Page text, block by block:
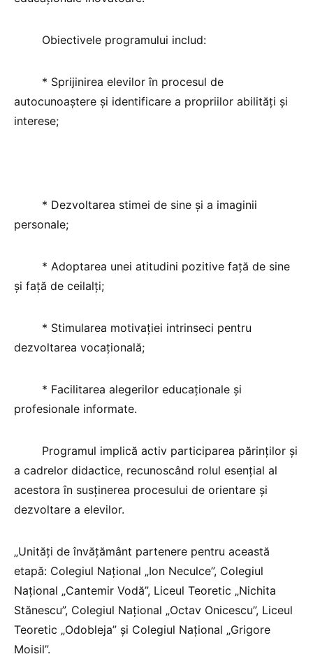
Obiectivele programului includ:
* Sprijinirea elevilor în procesul de
autocunoaştere şi identificare a propriilor abilităţi şi
interese;
* Dezvoltarea stimei de sine şi a imaginii
personale;
* Adoptarea unei atitudini pozitive faţă de sine
şi faţă de ceilalţi;
* Stimularea motivaţiei intrinseci pentru
dezvoltarea vocaţională;
* Facilitarea alegerilor educaţionale şi
profesionale informate.
Programul implică activ participarea părinţilor şi
a cadrelor didactice, recunoscând rolul esenţial al
acestora în susţinerea procesului de orientare şi
dezvoltare a elevilor.
„Unităţi de învăţământ partenere pentru această
etapă: Colegiul Naţional „Ion Neculce”, Colegiul
Naţional „Cantemir Vodă”, Liceul Teoretic „Nichita
Stănescu”, Colegiul Naţional „Octav Onicescu”, Liceul
Teoretic „Odobleja” şi Colegiul Naţional „Grigore
Moisil”.